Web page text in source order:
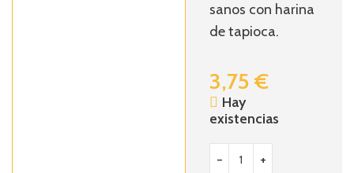
sanos con harina
de tapioca.
3,75€
Hay
existencias